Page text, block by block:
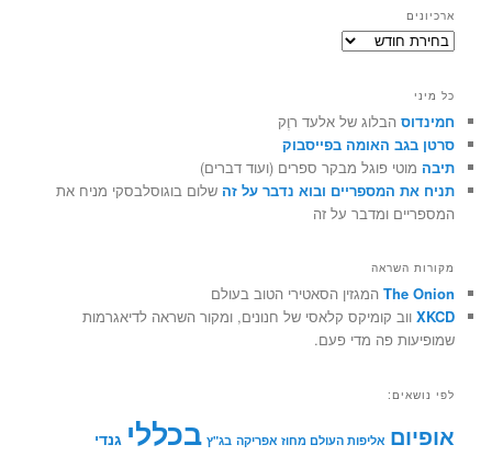
ארכיונים
ארכיונים
כל מיני
חמינדוס הבלוג של אלעד רוֶק
סרטן בגב האומה בפייסבוק
תיבה מוטי פוגל מבקר ספרים (ועוד דברים)
תניח את המספריים ובוא נדבר על זה שלום בוגוסלבסקי מניח את
המספריים ומדבר על זה
מקורות השראה
The Onion המגזין הסאטירי הטוב בעולם
XKCD ווב קומיקס קלאסי של חנונים, ומקור השראה לדיאגרמות
שמופיעות פה מדי פעם.
לפי נושאים:
אופיום אליפות העולם מחוז אפריקה בג"ץ בכללי גנדי